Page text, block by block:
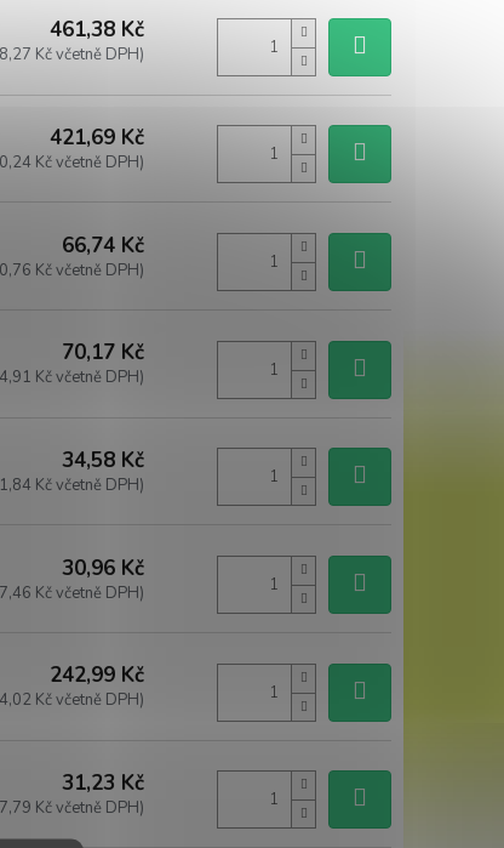
461,38 Kč
Kč včetně DPH)
421,69 Kč
Kč včetně DPH)
66,74 Kč
Kč včetně DPH)
70,17 Kč
Kč včetně DPH)
34,58 Kč
Kč včetně DPH)
30,96 Kč
Kč včetně DPH)
242,99 Kč
Kč včetně DPH)
31,23 Kč
Kč včetně DPH)